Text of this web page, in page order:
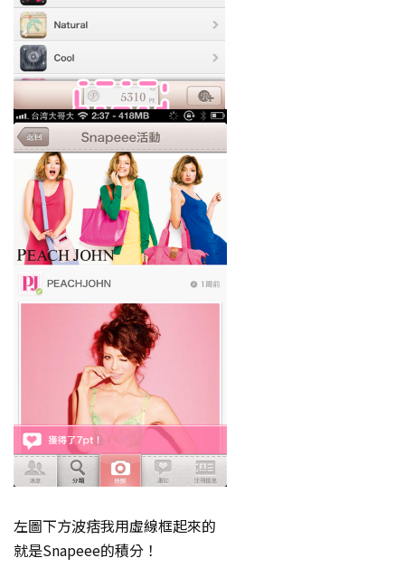
左圖下方波痞我用虛線框起來的
就是Snapeee的積分！